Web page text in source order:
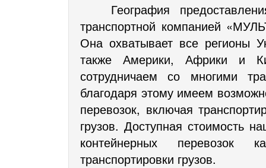
География
транспортной компанией
Она охватывает все регионы
также Америки, Африки и
сотрудничаем со многими
благодаря этому имеем
перевозок, включая
грузов. Доступная стоимость
контейнерных перевозок
транспортировки грузов.